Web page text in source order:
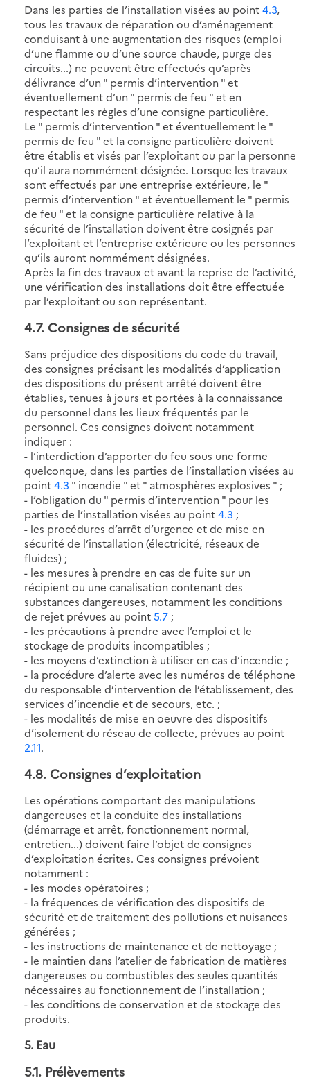
Dans les parties de l’installation visées au point4.3,
tous les travaux de réparation ou d’aménagement
conduisant à une augmentation des risques (emploi
d’une flamme ou d’une source chaude, purge des
circuits...) ne peuvent être effectués qu’après
délivrance d’un " permis d’intervention " et
éventuellement d’un " permis de feu " et en
respectant les règles d’une consigne particulière.
Le " permis d’intervention " et éventuellement le "
permis de feu " et la consigne particulière doivent
être établis et visés par l’exploitant ou par la personne
qu’il aura nommément désignée. Lorsque les travaux
sont effectués par une entreprise extérieure, le "
permis d’intervention " et éventuellement le " permis
de feu " et la consigne particulière relative à la
sécurité de l’installation doivent être cosignés par
l’exploitant et l’entreprise extérieure ou les personnes
qu’ils auront nommément désignées.
Après la fin des travaux et avant la reprise de l’activité,
une vérification des installations doit être effectuée
par l’exploitant ou son représentant.
4.7. Consignes de sécurité
Sans préjudice des dispositions du code du travail,
des consignes précisant les modalités d’application
des dispositions du présent arrêté doivent être
établies, tenues à jours et portées à la connaissance
du personnel dans les lieux fréquentés par le
personnel. Ces consignes doivent notamment
indiquer :
- l’interdiction d’apporter du feu sous une forme
quelconque, dans les parties de l’installation visées au
point4.3 " incendie " et " atmosphères explosives " ;
- l’obligation du " permis d’intervention " pour les
parties de l’installation visées au point4.3 ;
- les procédures d’arrêt d’urgence et de mise en
sécurité de l’installation (électricité, réseaux de
fluides) ;
- les mesures à prendre en cas de fuite sur un
récipient ou une canalisation contenant des
substances dangereuses, notamment les conditions
de rejet prévues au point5.7 ;
- les précautions à prendre avec l’emploi et le
stockage de produits incompatibles ;
- les moyens d’extinction à utiliser en cas d’incendie ;
- la procédure d’alerte avec les numéros de téléphone
du responsable d’intervention de l’établissement, des
services d’incendie et de secours, etc. ;
- les modalités de mise en oeuvre des dispositifs
d’isolement du réseau de collecte, prévues au point
2.11.
4.8. Consignes d’exploitation
Les opérations comportant des manipulations
dangereuses et la conduite des installations
(démarrage et arrêt, fonctionnement normal,
entretien...) doivent faire l’objet de consignes
d’exploitation écrites. Ces consignes prévoient
notamment :
- les modes opératoires ;
- la fréquences de vérification des dispositifs de
sécurité et de traitement des pollutions et nuisances
générées ;
- les instructions de maintenance et de nettoyage ;
- le maintien dans l’atelier de fabrication de matières
dangereuses ou combustibles des seules quantités
nécessaires au fonctionnement de l’installation ;
- les conditions de conservation et de stockage des
produits.
5. Eau
5.1. Prélèvements